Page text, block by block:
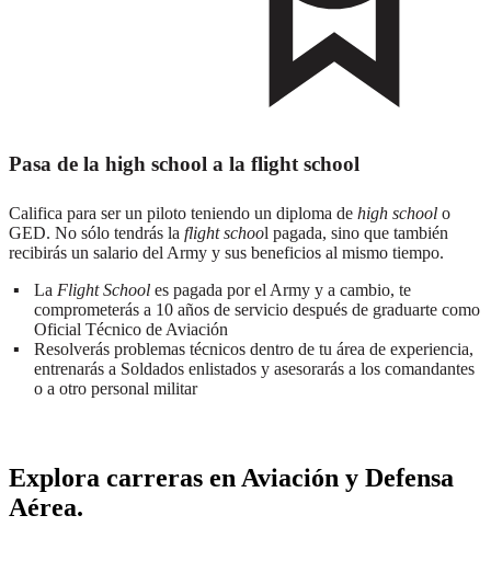
Pasa de la high school a la flight school
Califica para ser un piloto teniendo un diploma de high school o
GED. No sólo tendrás la flight school pagada, sino que también
recibirás un salario del Army y sus beneficios al mismo tiempo.
La Flight School es pagada por el Army y a cambio, te
comprometerás a 10 años de servicio después de graduarte como
Oficial Técnico de Aviación
Resolverás problemas técnicos dentro de tu área de experiencia,
entrenarás a Soldados enlistados y asesorarás a los comandantes
o a otro personal militar
Explora carreras en Aviación y Defensa
Aérea.